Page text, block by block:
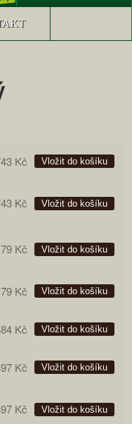
Kč
Kč
Kč
Kč
Kč
Kč
Kč